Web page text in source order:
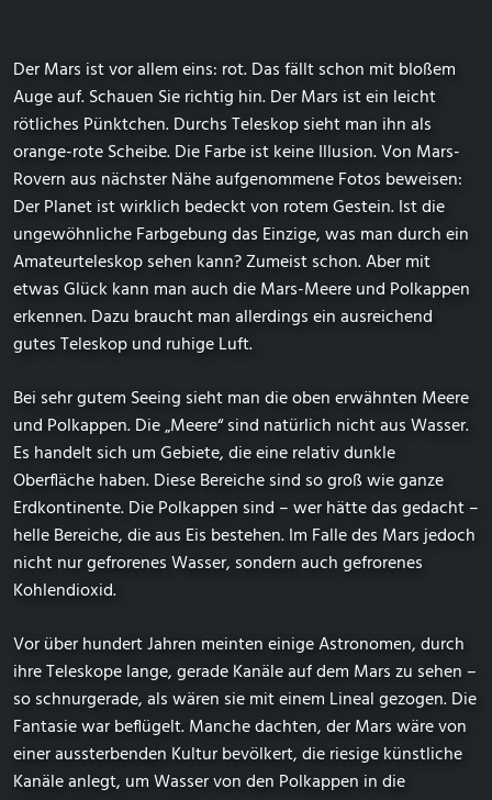
Der Mars ist vor allem eins: rot. Das fällt schon mit bloßem
Auge auf. Schauen Sie richtig hin. Der Mars ist ein leicht
rötliches Pünktchen. Durchs Teleskop sieht man ihn als
orange-rote Scheibe. Die Farbe ist keine Illusion. Von Mars-
Rovern aus nächster Nähe aufgenommene Fotos beweisen:
Der Planet ist wirklich bedeckt von rotem Gestein. Ist die
ungewöhnliche Farbgebung das Einzige, was man durch ein
Amateurteleskop sehen kann? Zumeist schon. Aber mit
etwas Glück kann man auch die Mars-Meere und Polkappen
erkennen. Dazu braucht man allerdings ein ausreichend
gutes Teleskop und ruhige Luft.
Bei sehr gutem Seeing sieht man die oben erwähnten Meere
und Polkappen. Die „Meere“ sind natürlich nicht aus Wasser.
Es handelt sich um Gebiete, die eine relativ dunkle
Oberfläche haben. Diese Bereiche sind so groß wie ganze
Erdkontinente. Die Polkappen sind – wer hätte das gedacht –
helle Bereiche, die aus Eis bestehen. Im Falle des Mars jedoch
nicht nur gefrorenes Wasser, sondern auch gefrorenes
Kohlendioxid.
Vor über hundert Jahren meinten einige Astronomen, durch
ihre Teleskope lange, gerade Kanäle auf dem Mars zu sehen –
so schnurgerade, als wären sie mit einem Lineal gezogen. Die
Fantasie war beflügelt. Manche dachten, der Mars wäre von
einer aussterbenden Kultur bevölkert, die riesige künstliche
Kanäle anlegt, um Wasser von den Polkappen in die